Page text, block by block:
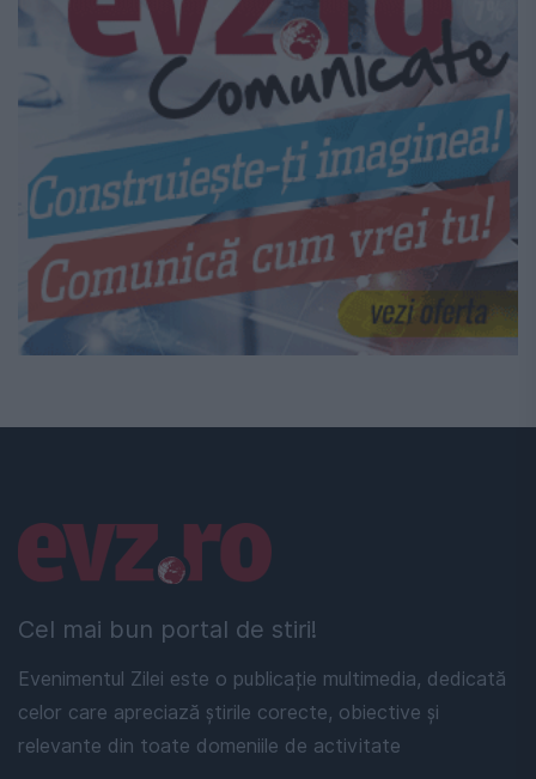
Cel mai bun portal de stiri!
Evenimentul Zilei este o publicație multimedia, dedicată
celor care apreciază știrile corecte, obiective și
relevante din toate domeniile de activitate
Linkuri utile